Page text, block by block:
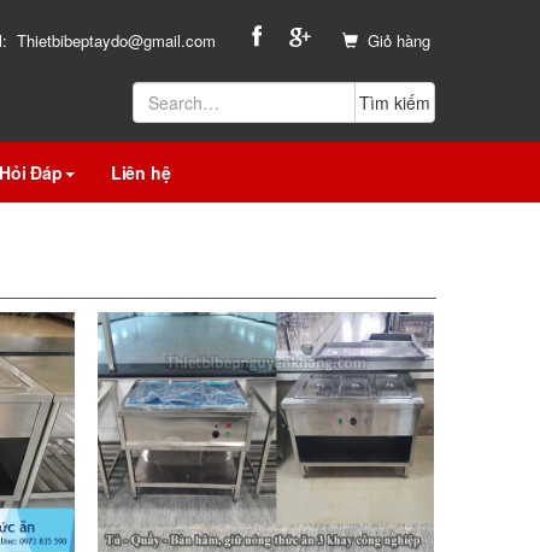
Thietbibeptaydo@gmail.com Giỏ hàng
Hỏi Đáp Liên hệ